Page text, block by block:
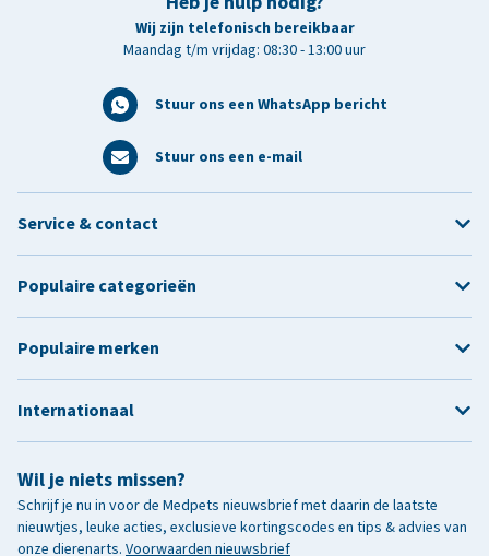
Wij zijn telefonisch bereikbaar
Maandag t/m vrijdag: 08:30 - 13:00 uur
Stuur ons een WhatsApp bericht
Stuur ons een e-mail
Wil je niets missen?
Schrijf je nu in voor de Medpets nieuwsbrief met daarin de laatste
nieuwtjes, leuke acties, exclusieve kortingscodes en tips & advies van
onze dierenarts. Voorwaarden nieuwsbrief
Service & contact
Populaire categorieën
Populaire merken
Internationaal